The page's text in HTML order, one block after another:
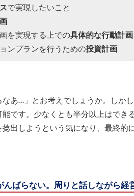
で実現したいこと
を実現する上での具体的な行動計
ンプランを行うための投資計画
なあ…」とお考えでしょうか。しか
です。少なくとも半分以上はでき
出しようという気になり、最終的
んばらない。周りと話しながら経